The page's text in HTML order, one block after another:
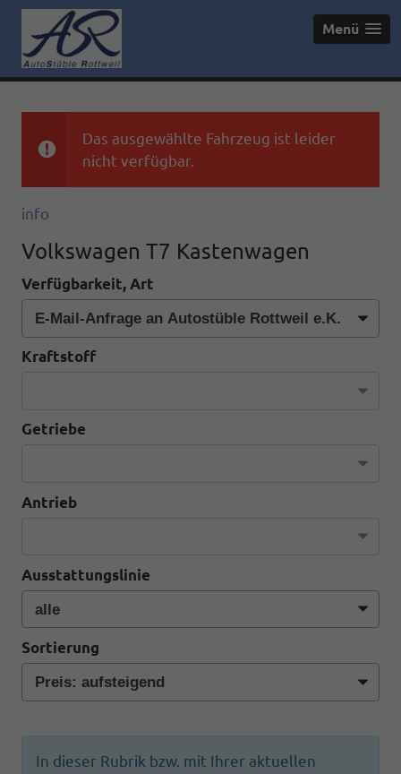
Menü
Das ausgewählte Fahrzeug ist leider
nicht verfügbar.
info
Volkswagen T7 Kastenwagen
Verfügbarkeit, Art
Kraftstoff
Getriebe
Antrieb
Ausstattungslinie
Sortierung
In dieser Rubrik bzw. mit Ihrer aktuellen